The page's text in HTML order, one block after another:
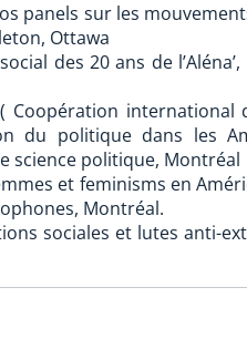
panels sur les
Ottawa
des 20 ans de
international
du politique dans les
science politique, Montréal
et feminisms en
Montréal.
sociales et lutes anti-